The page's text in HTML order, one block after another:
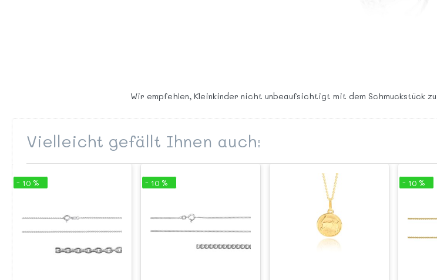
Wir empfehlen, Kleinkinder nicht unbeaufsichtigt mit dem Schmuckstück
Vielleicht gefällt Ihnen auch:
- 10 % - 10 % - 10 %